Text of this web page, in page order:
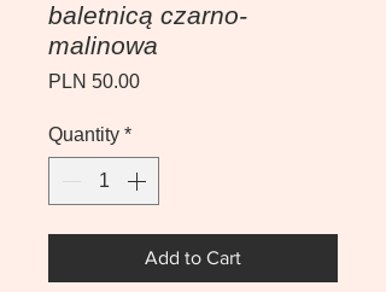
baletnicą czarno-
malinowa
PLN 50.00Price
Quantity *
Add to Cart